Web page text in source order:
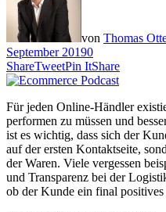
von Thomas
September 20190
ShareTweetPin ItShare
Für jeden Online-Händler
performen zu müssen und
ist es wichtig, dass sich der
auf der ersten Kontaktseite,
der Waren. Viele vergessen
und Transparenz bei der
ob der Kunde ein final